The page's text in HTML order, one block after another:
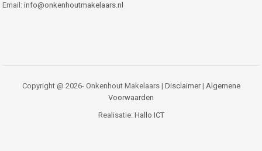
Email: info@onkenhoutmakelaars.nl
Copyright @ 2026- Onkenhout Makelaars | Disclaimer| Algemene
Voorwaarden
Realisatie: Hallo ICT